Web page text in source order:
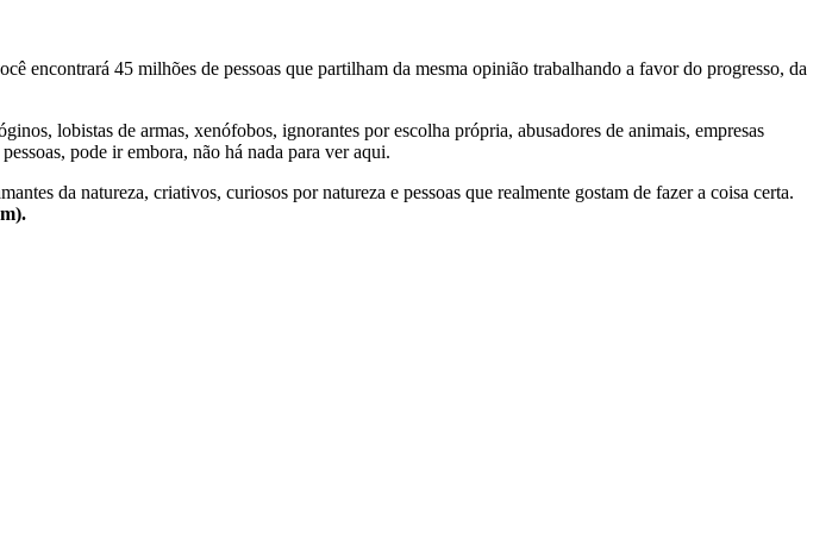
encontrará 45 milhões de pessoas que partilham da mesma opinião trabalhando a favor do progresso, da
lobistas de armas, xenófobos, ignorantes por escolha própria, abusadores de animais, empresas
pode ir embora, não há nada para ver aqui.
da natureza, criativos, curiosos por natureza e pessoas que realmente gostam de fazer a coisa certa.